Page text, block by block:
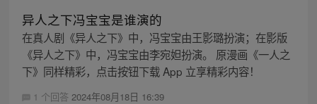
异人之下冯宝宝是谁演的
在真人剧《异人之下》中，冯宝宝由王影璐扮演；在影版
《异人之下》中，冯宝宝由李宛妲扮演。 原漫画《一人之
下》同样精彩，点击按钮下载 App 立享精彩内容！
1 个回答 2024年08月18日 16:39